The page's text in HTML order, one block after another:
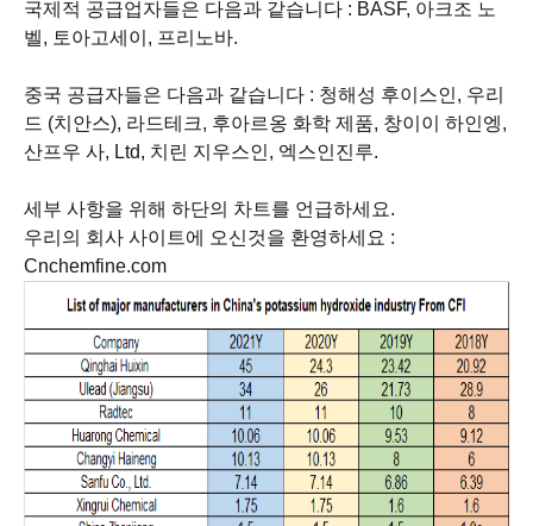
국제적 공급업자들은 다음과 같습니다 : BASF, 아크조 노
벨, 토아고세이, 프리노바.
중국 공급자들은 다음과 같습니다 : 청해성 후이스인, 우리
드 (치안스), 라드테크, 후아르옹 화학 제품, 창이이 하인엥,
산프우 사, Ltd, 치린 지우스인, 엑스인진루.
세부 사항을 위해 하단의 차트를 언급하세요.
우리의 회사 사이트에 오신것을 환영하세요 :
Cnchemfine.com